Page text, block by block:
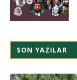
SON YAZILAR